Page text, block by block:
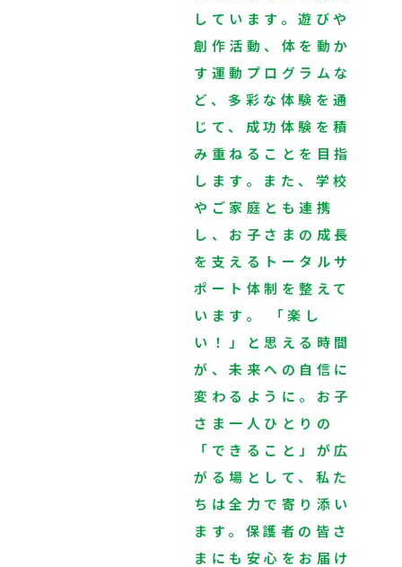
しています。遊びや
創作活動、体を動か
す運動プログラムな
ど、多彩な体験を通
じて、成功体験を積
み重ねることを目指
します。また、学校
やご家庭とも連携
し、お子さまの成長
を支えるトータルサ
ポート体制を整えて
います。 「楽し
い！」と思える時間
が、未来への自信に
変わるように。お子
さま一人ひとりの
「できること」が広
がる場として、私た
ちは全力で寄り添い
ます。保護者の皆さ
まにも安心をお届け